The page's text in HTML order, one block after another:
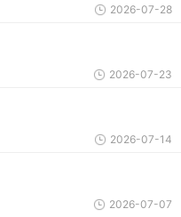
2026-07-28
2026-07-23
2026-07-14
2026-07-07